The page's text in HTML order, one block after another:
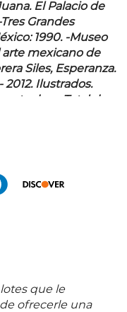
El Palacio de
Grandes
1990. -Museo
arte mexicano de
Siles, Esperanza.
Ilustrados.
dura. Total de
que le
ofrecerle una